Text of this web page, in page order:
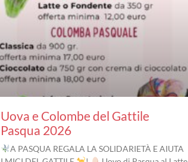
Uova e Colombe del Gattile
Pasqua 2026
A PASQUA REGALA LA SOLIDARIETÀ E AIUTA